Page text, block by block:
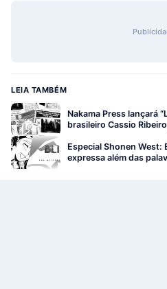
LEIA TAMBÉM
Nakama Press lançará
brasileiro Cassio
Especial Shonen West:
expressa além das